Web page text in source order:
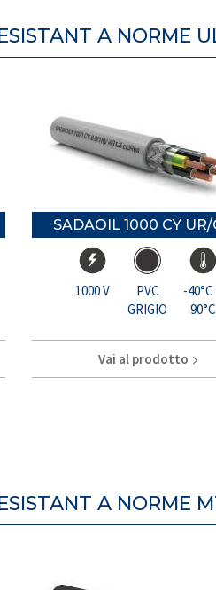
A NORME
SADAOIL 1000 CY UR/
1000 V
PVC
GRIGIO
-40°C
90°C
Vai al prodotto
A NORME